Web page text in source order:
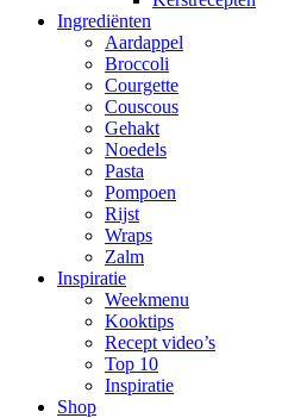
Ingrediënten
Aardappel
Broccoli
Courgette
Couscous
Gehakt
Noedels
Pasta
Pompoen
Rijst
Wraps
Zalm
Inspiratie
Weekmenu
Kooktips
Recept video’s
Top 10
Inspiratie
Shop